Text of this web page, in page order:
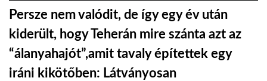
GLOBOTV BP
Persze nem valódit, de így egy év után
kiderült, hogy Teherán mire szánta azt az
“álanyahajót”,amit tavaly építettek egy
iráni kikötőben: Látványosan